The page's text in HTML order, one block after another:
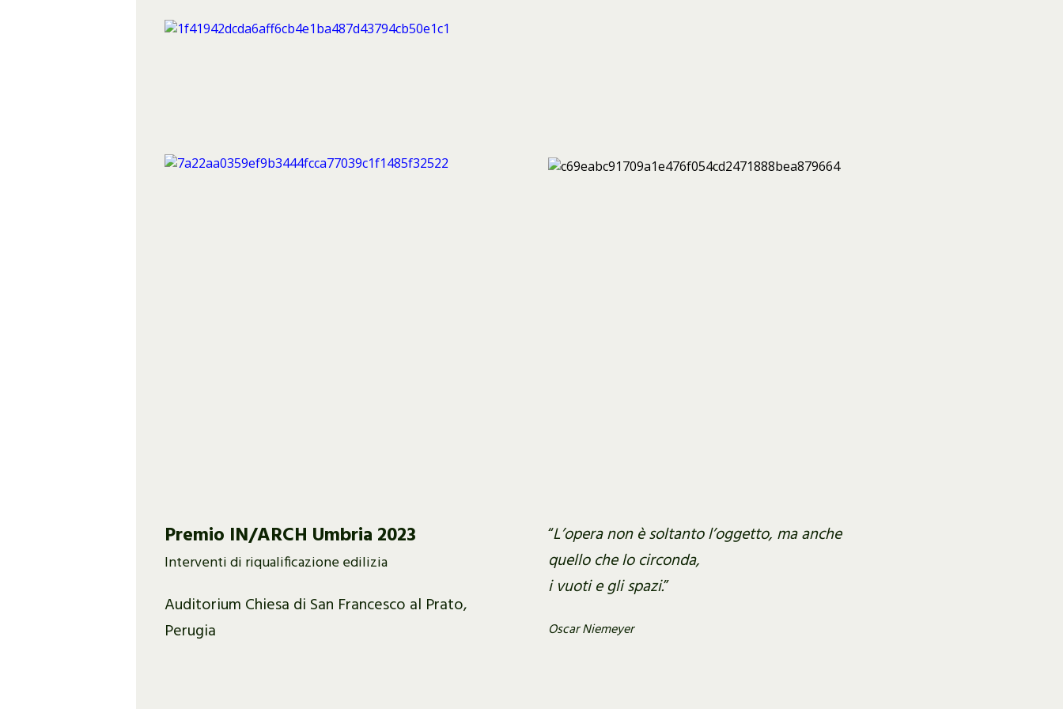
Premio IN/ARCH Umbria 2023
Interventi di riqualificazione edilizia
Auditorium Chiesa di San Francesco al Prato,
Perugia
“L’opera non è soltanto l’oggetto, ma anche
quelloche lo circonda,
i vuoti e gli spazi.”
Oscar Niemeyer